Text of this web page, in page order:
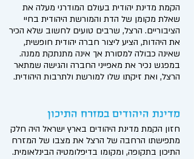
הקמת מדינת יהודית בעולם המודרני מעלה את
שאלת מקומן של הדת והמורשת היהודית בחיי
הציבוריים. הרצל, שרבים טועים לחשוב שלא הכיר
את היהדות, הציע ליצור חברה יהודית חופשית,
שאינה כבולה למסורת אך אינה מתנתקת ממנה.
במפגש נכיר את מאפייני החברה והגישה שמתאר
הרצל, ואת זיקתו שלו למורשת ולתרבות היהודית.
מדינת היהודים במזרח התיכון
חזון הקמת מדינת היהודים בארץ ישראל היה חלק
מתפישתו הרחבה של הרצל את מצבו של המזרח
התיכון בתקופה, ומקומו בדיפלומטיה הבינלאומית.